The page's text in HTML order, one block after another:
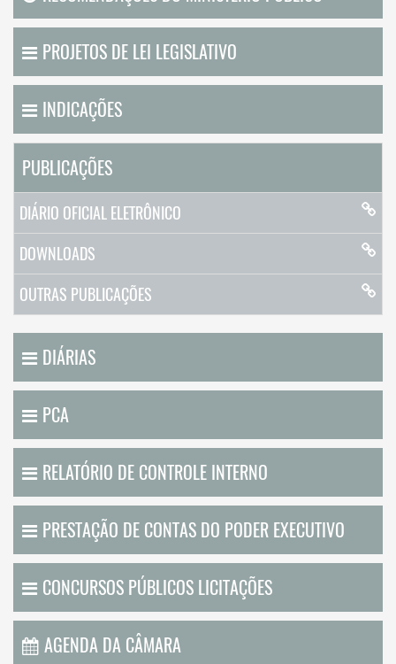
PROJETOS DE LEI LEGISLATIVO
INDICAÇÕES
PUBLICAÇÕES
DIÁRIO OFICIAL ELETRÔNICO
DOWNLOADS
OUTRAS PUBLICAÇÕES
DIÁRIAS
PCA
RELATÓRIO DE CONTROLE INTERNO
PRESTAÇÃO DE CONTAS DO PODER EXECUTIVO
CONCURSOS PÚBLICOS LICITAÇÕES
AGENDA DA CÂMARA